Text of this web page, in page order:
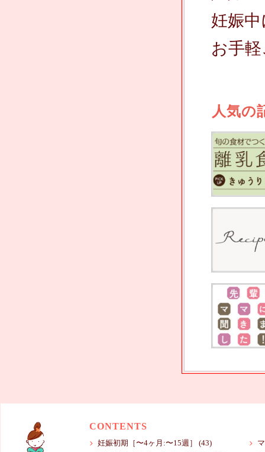
妊娠
お手
人気の
CONTENTS
妊娠初期［〜4ヶ月:〜15週］
(43)